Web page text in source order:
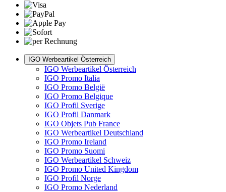
IGO Werbeartikel Österreich
IGO Werbeartikel Österreich
IGO Promo Italia
IGO Promo België
IGO Promo Belgique
IGO Profil Sverige
IGO Profil Danmark
IGO Objets Pub France
IGO Werbeartikel Deutschland
IGO Promo Ireland
IGO Promo Suomi
IGO Werbeartikel Schweiz
IGO Promo United Kingdom
IGO Profil Norge
IGO Promo Nederland